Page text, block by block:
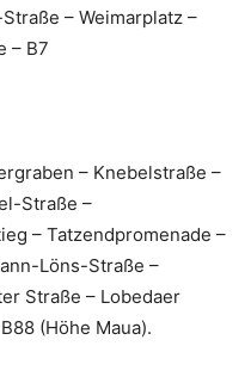
– Weimarplatz –
– B7
– Knebelstraße –
Straße –
– Tatzendpromenade –
Löns-Straße –
Straße – Lobedaer
(Höhe Maua).